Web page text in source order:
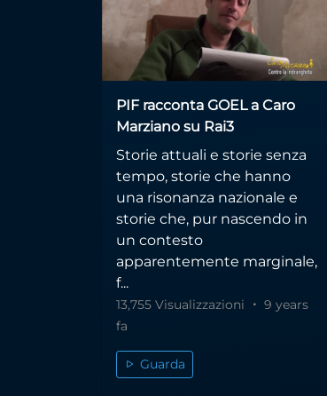
PIF racconta GOEL a Caro
Marziano su Rai3
Storie attuali e storie senza
tempo, storie che hanno
una risonanza nazionale e
storie che, pur nascendo in
un contesto
apparentemente marginale,
f...
13,755 Visualizzazioni
9 years
fa
Guarda